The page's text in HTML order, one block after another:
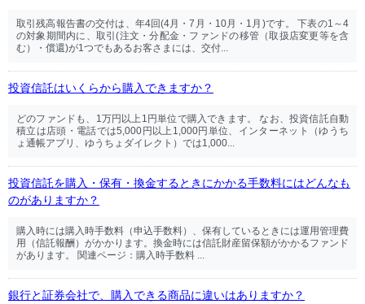
取引残高報告書の交付は、年4回(4月・7月・10月・1月)です。 下表の1～4
の対象期間内に、取引(注文・分配金・ファンドの移管（取扱店変更等を含
む）・償還)が1つでもあるお客さまには、交付...
投資信託はいくらから購入できますか？
どのファンドも、1万円以上1円単位で購入できます。 なお、投資信託自動
積立は店頭・電話では5,000円以上1,000円単位、インターネット（ゆうち
ょ通帳アプリ、ゆうちょダイレクト）では1,000...
投資信託を購入・保有・換金するときにかかる手数料にはどんなも
のがありますか？
購入時には購入時手数料（申込手数料）、保有しているときには運用管理費
用（信託報酬）がかかります。換金時には信託財産留保額がかかるファンド
があります。 関連ページ：購入時手数料 ...
銀行と証券会社で、購入できる商品に違いはありますか？